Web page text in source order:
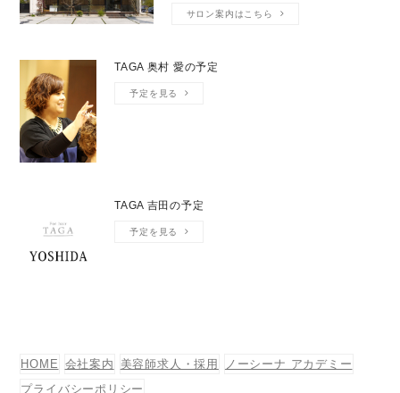
サロン案内はこちら
TAGA 奥村 愛の予定
予定を見る
TAGA 吉田の予定
予定を見る
HOME 会社案内 美容師求人・採用
ノーシーナ アカデミー
プライバシーポリシー